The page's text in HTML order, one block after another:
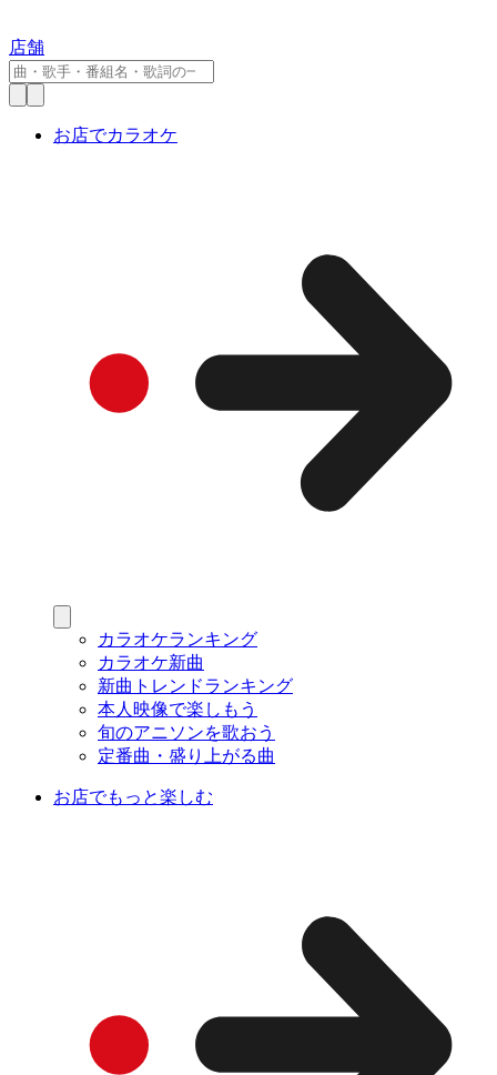
店舗
お店でカラオケ
カラオケランキング
カラオケ新曲
新曲トレンドランキング
本人映像で楽しもう
旬のアニソンを歌おう
定番曲・盛り上がる曲
お店でもっと楽しむ